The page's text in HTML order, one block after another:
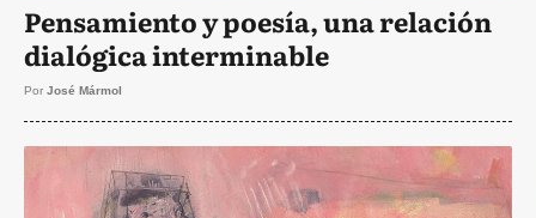
Pensamiento y poesía, una relación
dialógica interminable
Por José Mármol